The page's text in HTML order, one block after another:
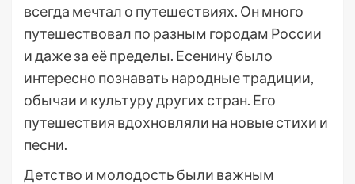
всегда мечтал о путешествиях. Он много
путешествовал по разным городам России
и даже за её пределы. Есенину было
интересно познавать народные традиции,
обычаи и культуру других стран. Его
путешествия вдохновляли на новые стихи и
песни.
Детство и молодость были важным